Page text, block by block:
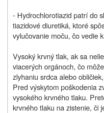
- Hydrochlorotiazid patrí do
tiazidové diuretiká, ktoré
vylučovanie moču, čo vedie
Vysoký krvný tlak, ak sa
viacerých orgánoch, čo
zlyhaniu srdca alebo
Pred výskytom poškodenia
vysokého krvného tlaku.
krvného tlaku na zistenie, či